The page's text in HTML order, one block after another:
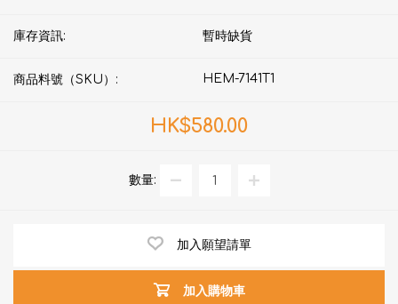
庫存資訊: 暫時缺貨
商品料號（SKU）: HEM-7141T1
HK$580.00
數量:
加入願望請單
加入購物車